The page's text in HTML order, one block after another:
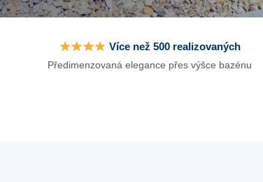
Více než 500 realizovaných
Předimenzovaná elegance přes výšce bazénu